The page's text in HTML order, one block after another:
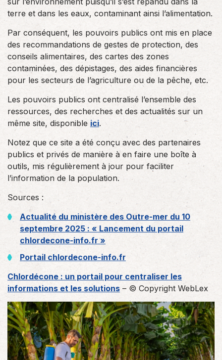
terre et dans les eaux, contaminant ainsi l’alimentation.
Par conséquent, les pouvoirs publics ont mis en place
des recommandations de gestes de protection, des
conseils alimentaires, des cartes des zones
contaminées, des dépistages, des aides financières
pour les secteurs de l’agriculture ou de la pêche, etc.
Les pouvoirs publics ont centralisé l’ensemble des
ressources, des recherches et des actualités sur un
même site, disponible ici.
Notez que ce site a été conçu avec des partenaires
publics et privés de manière à en faire une boîte à
outils, mis régulièrement à jour pour faciliter
l’information de la population.
Sources :
Actualité du ministère des Outre-mer du 10
septembre 2025 : « Lancement du portail
chlordecone-info.fr »
Portail chlordecone-info.fr
Chlordécone : un portail pour centraliser les
informations et les solutions – © Copyright WebLex